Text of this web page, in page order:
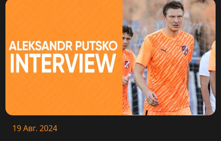
19 Авг. 2024